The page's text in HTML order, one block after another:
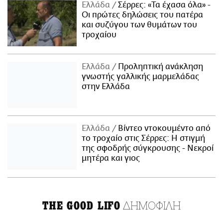
Ελλάδα
Σέρρες: «Τα έχασα όλα» -
Οι πρώτες δηλώσεις του πατέρα
και συζύγου των θυμάτων του
τροχαίου
Ελλάδα
Προληπτική ανάκληση
γνωστής γαλλικής μαρμελάδας
στην Ελλάδα
Ελλάδα
Βίντεο ντοκουμέντο από
το τροχαίο στις Σέρρες: Η στιγμή
της σφοδρής σύγκρουσης - Νεκροί
μητέρα και γιος
THE GOOD LIFO ΔΗΜΟΦΙΛΗ